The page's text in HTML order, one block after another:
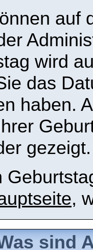
auf
wird
das
haben.
gezeigt.
,
sind